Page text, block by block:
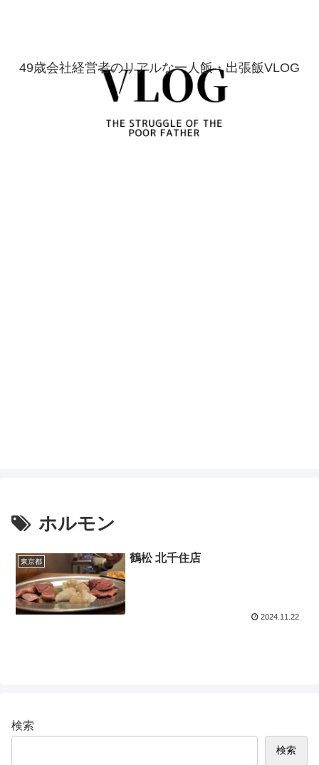
49歳会社経営者のリアルな一人飯・出張飯VLOG
ホルモン
東京都 鶴松 北千住店
2024.11.22
検索
検索